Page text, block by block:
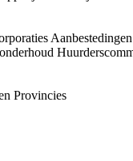
Aanbestedingen
Provincies